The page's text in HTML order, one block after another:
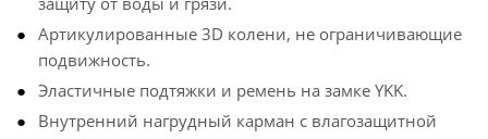
Артикулированные 3D колени, не ограничивающие
подвижность.
Эластичные подтяжки и ремень на замке YKK.
Внутренний нагрудный карман с влагозащитной